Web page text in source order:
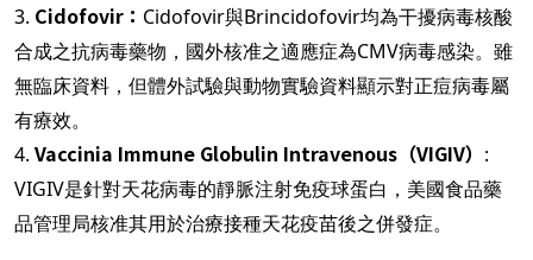
3. Cidofovir： Cidofovir與Brincidofovir均為干擾病毒核酸
合成之抗病毒藥物，國外核准之適應症為CMV病毒感染。雖
無臨床資料，但體外試驗與動物實驗資料顯示對正痘病毒屬
有療效。
4. Vaccinia Immune Globulin Intravenous（VIGIV） :
VIGIV是針對天花病毒的靜脈注射免疫球蛋白，美國食品藥
品管理局核准其用於治療接種天花疫苗後之併發症。